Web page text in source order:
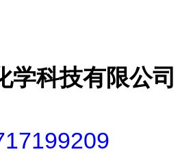
学科技有限公司